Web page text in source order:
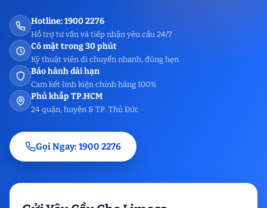
Hotline: 1900 2276
Hỗ trợ tư vấn và tiếp nhận yêu cầu 24/7
Có mặt trong 30 phút
Kỹ thuật viên di chuyển nhanh, đúng hẹn
Bảo hành dài hạn
Cam kết linh kiện chính hãng 100%
Phủ khắp TP.HCM
24 quận, huyện & TP. Thủ Đức
Gọi Ngay: 1900 2276